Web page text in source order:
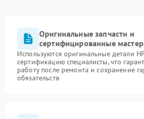
Оригинальные запчасти и
сертифицированные
Используются оригинальные детали
сертификацию специалисты, что
работу после ремонта и сохранение
обязательств